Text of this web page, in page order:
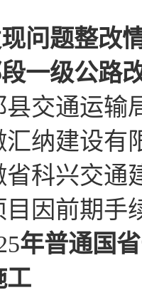
问题整改
一级公路
县交通运输
汇纳建设有
省科兴交通
目因前期手
年普通国
工